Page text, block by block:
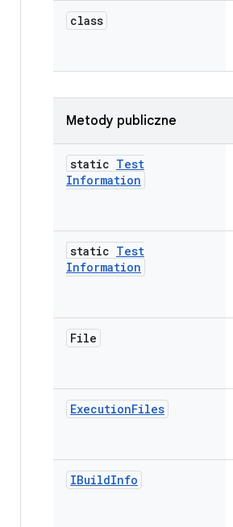
class
Metody publiczne
static Test
Information
static Test
Information
File
ExecutionFiles
IBuildInfo